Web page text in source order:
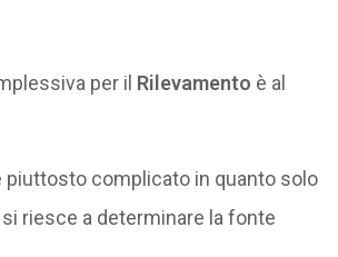
per il Rilevamento è al
piuttosto complicato in quanto solo
riesce a determinare la fonte